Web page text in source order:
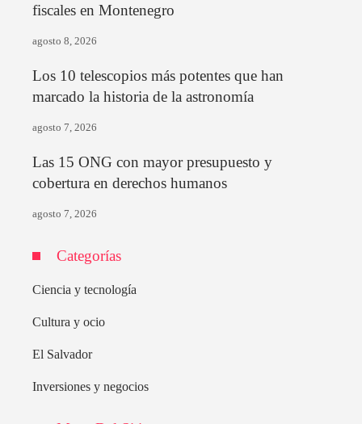
fiscales en Montenegro
agosto 8, 2026
Los 10 telescopios más potentes que han
marcado la historia de la astronomía
agosto 7, 2026
Las 15 ONG con mayor presupuesto y
cobertura en derechos humanos
agosto 7, 2026
Categorías
Ciencia y tecnología
Cultura y ocio
El Salvador
Inversiones y negocios